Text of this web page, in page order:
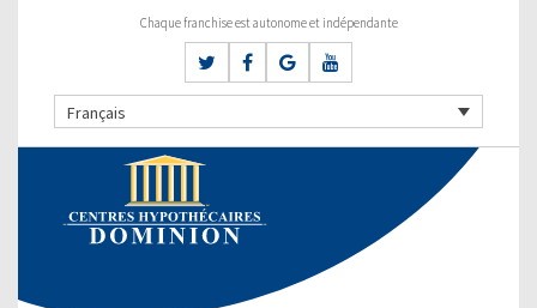
Chaque franchise est autonome et indépendante
Français